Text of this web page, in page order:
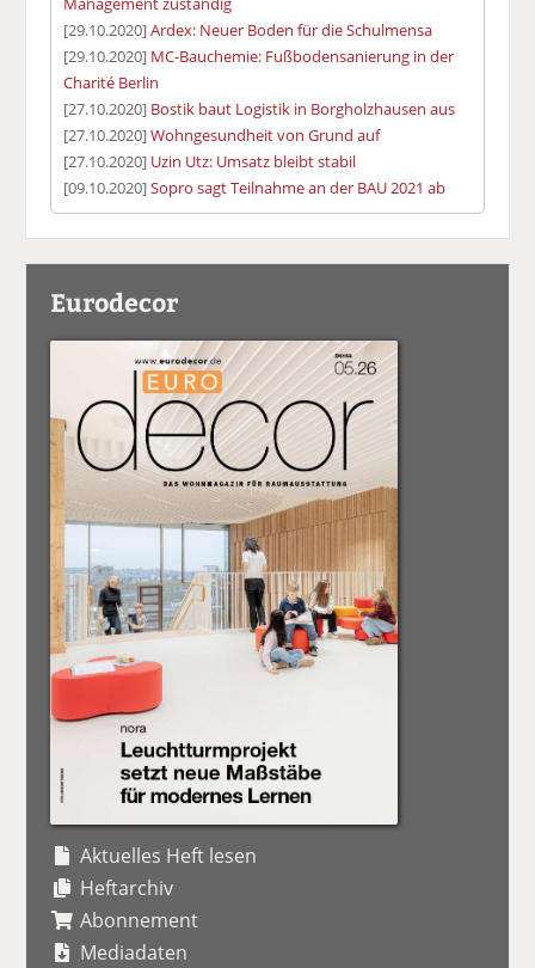
[29.10.2020]Ardex: Neuer Boden für die Schulmensa
[29.10.2020] MC-Bauchemie: Fußbodensanierung in der
Charité Berlin
[27.10.2020] Bostik baut Logistik in Borgholzhausen aus
[27.10.2020]Wohngesundheit von Grund auf
[27.10.2020] Uzin Utz: Umsatz bleibt stabil
[09.10.2020]Sopro sagt Teilnahme an der BAU 2021 ab
Eurodecor
Aktuelles Heft lesen
Heftarchiv
Abonnement
Mediadaten